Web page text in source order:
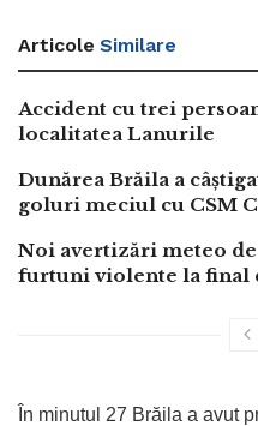
Articole Similare
Accident cu trei
localitatea Lanurile
Dunărea Brăila a
goluri meciul cu CSM
Noi avertizări meteo
furtuni violente la final
În minutul 27 Brăila a avut